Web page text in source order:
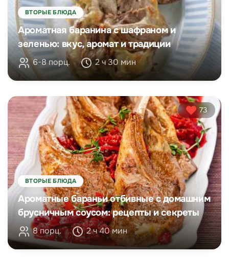
ВТОРЫЕ БЛЮДА
Ароматная баранина с шафраном и
зеленью: вкус, аромат и традиции
6-8 порц. 2 ч 30 мин
73
ВТОРЫЕ БЛЮДА
Ароматные бараньи отбивные с домашним
брусничным соусом: рецепты и секреты
8 порц. 2 ч 40 мин